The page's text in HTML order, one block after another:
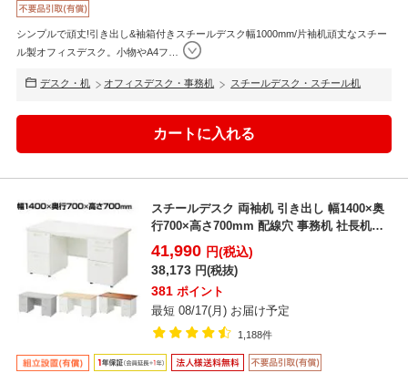
シンプルで頑丈!引き出し&袖箱付きスチールデスク幅1000mm/片袖机頑丈なスチー
ル製オフィスデスク。小物やA4フ
デスク・机 オフィスデスク・事務机 スチールデスク・スチール机
スチールデスク 両袖机 引き出し 幅1400×奥
行700×高さ700mm 配線穴 事務机 社長机
ビ...
41,990 円(税込)
38,173 円(税抜)
381 ポイント
最短 08/17(月) お届け予定
1,188件